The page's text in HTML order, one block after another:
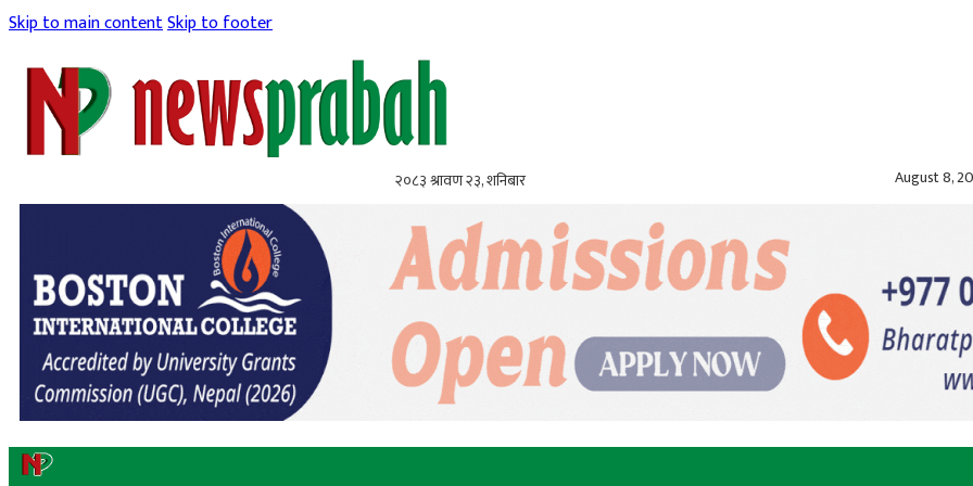
Skip to main contentSkip to footer
२०८३ श्रावण २३, शनिबार August 8,